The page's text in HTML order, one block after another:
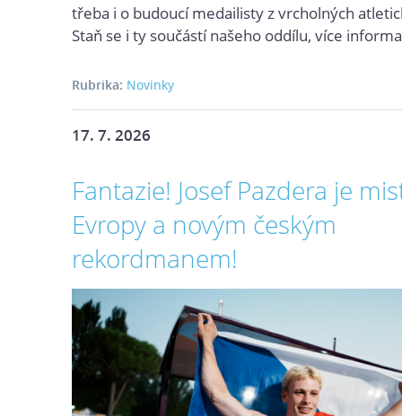
třeba i o budoucí medailisty z vrcholných
Staň se i ty součástí našeho oddílu, více
Rubrika: Novinky
17. 7. 2026
Fantazie! Josef Pazdera je
Evropy a novým českým
rekordmanem!